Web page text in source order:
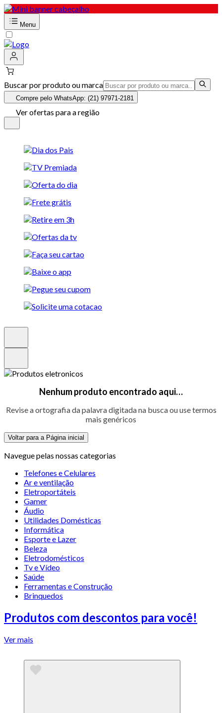
Menu
Buscar por produto ou marca
Compre pelo WhatsApp: (21) 97971-2181
Ver ofertas para a região
Nenhum produto encontrado aqui…
Revise a ortografia da palavra digitada na busca ou use termos
mais genéricos
Voltar para a Página inicial
Navegue pelas nossas categorias
Telefones e Celulares
Ar e ventilação
Eletroportáteis
Gamer
Áudio
Utilidades Domésticas
Informática
Esporte e Lazer
Beleza
Eletrodomésticos
Tv e Vídeo
Saúde
Ferramentas e Construção
Brinquedos
Produtos com descontos para você!
Ver mais